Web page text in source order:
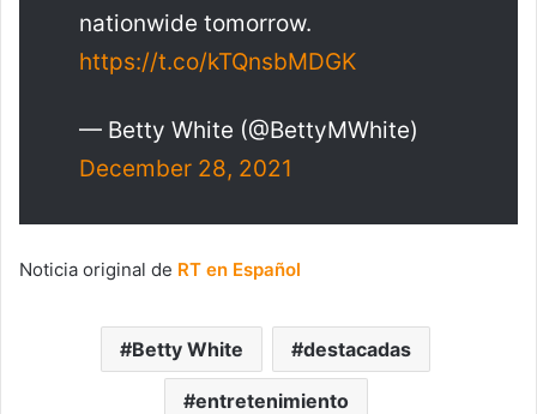
nationwide tomorrow.
https://t.co/kTQnsbMDGK
— Betty White (@BettyMWhite)
December 28, 2021
Noticia original de RT en Español
Betty White destacadas
entretenimiento